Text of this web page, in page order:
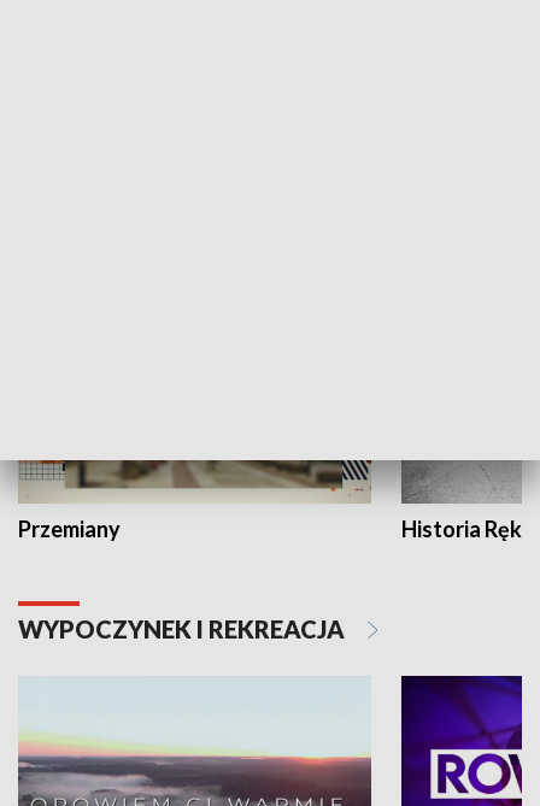
Przemiany Historia Ręką
WYPOCZYNEK I REKREACJA